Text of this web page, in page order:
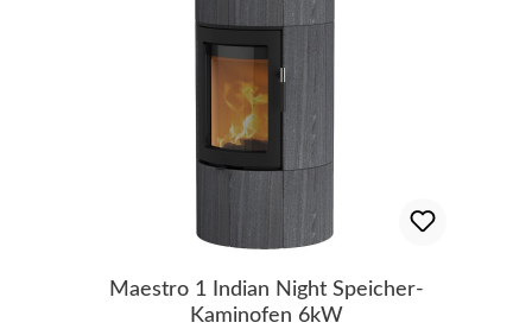
Maestro 1 Indian Night Speicher-
Kaminofen 6kW